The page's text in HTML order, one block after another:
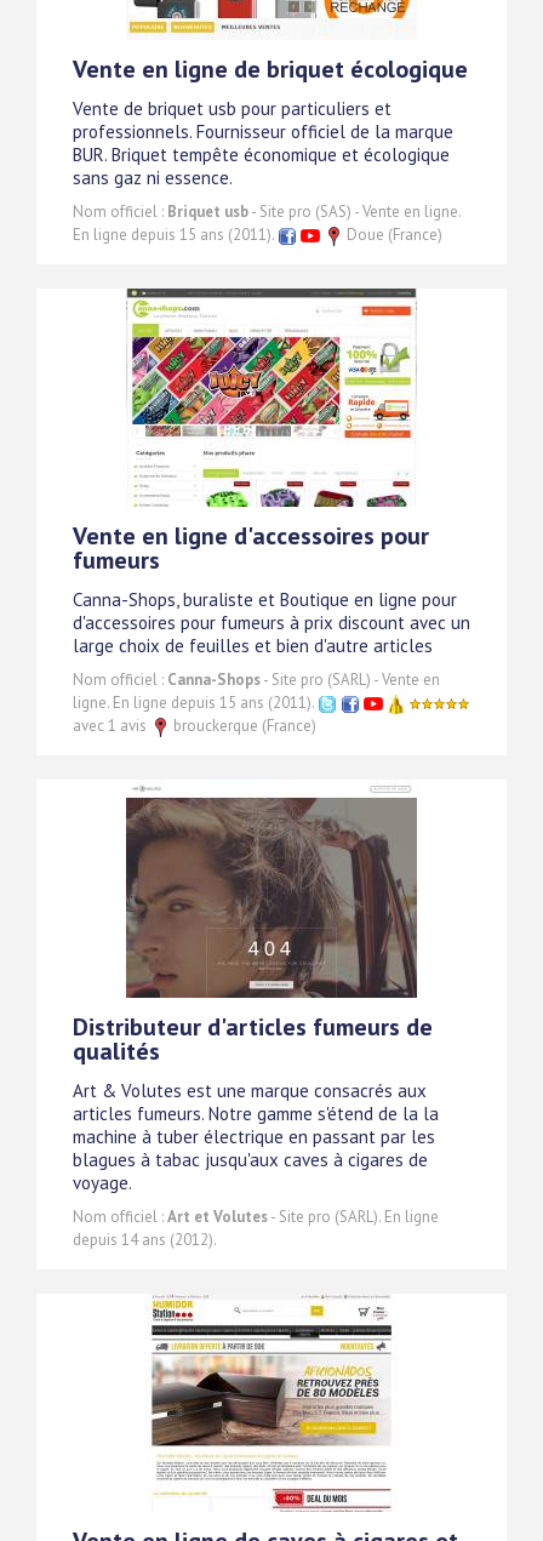
Vente en ligne de briquet écologique
Vente de briquet usb pour particuliers et
professionnels. Fournisseur officiel de la marque
BUR. Briquet tempête économique et écologique
sans gaz ni essence.
Nom officiel : Briquet usb- Site pro (SAS) - Vente en ligne.
En ligne depuis 15 ans (2011).
Doue (France)
Vente en ligne d'accessoires pour
fumeurs
Canna-Shops, buraliste et Boutique en ligne pour
d'accessoires pour fumeurs à prix discount avec un
large choix de feuilles et bien d'autre articles
Nom officiel : Canna-Shops- Site pro (SARL) - Vente en
ligne. En ligne depuis 15 ans (2011).
avec 1 avis
brouckerque (France)
Distributeur d'articles fumeurs de
qualités
Art & Volutes est une marque consacrés aux
articles fumeurs. Notre gamme s'étend de la la
machine à tuber électrique en passant par les
blagues à tabac jusqu'aux caves à cigares de
voyage.
Nom officiel :Art et Volutes- Site pro (SARL). En ligne
depuis 14 ans (2012).